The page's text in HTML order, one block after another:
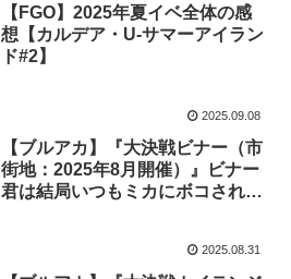
【FGO】2025年夏イベ全体の感
想【カルデア・U-サマーアイラン
ド#2】
2025.09.08
【ブルアカ】『大決戦ビナー（市
街地：2025年8月開催）』ビナー
君は結局いつもミカにボコされる
2025.08.31